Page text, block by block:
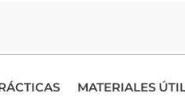
MATERIALES